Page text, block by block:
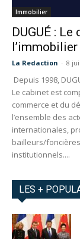
Immobilier
DUGUÉ :
La Redaction - 8
Depuis 1998,
Le cabinet est
commerce et du
l’ensemble des
internationales,
bailleurs/
institutionnels....
LES +